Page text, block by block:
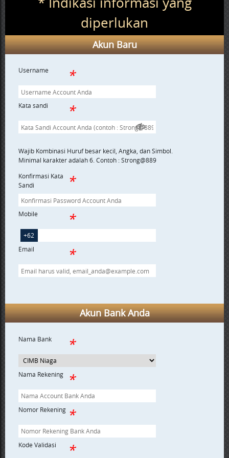
diperlukan
Akun Baru
Username
Kata sandi
Wajib Kombinasi Huruf besar kecil, Angka, dan Simbol.
Minimal karakter adalah 6. Contoh : Strong@889
Konfirmasi Kata
Sandi
Mobile
+62
Email
Akun Bank Anda
Nama Bank
Nama Rekening
Nomor Rekening
Kode Validasi